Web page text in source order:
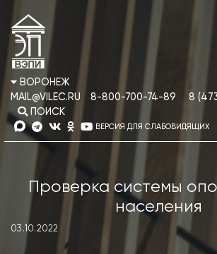
ВОРОНЕЖ
MAIL@VILEC.RU
8-800-700-74-89
8
ПОИСК
ВЕРСИЯ ДЛЯ СЛАБОВИДЯЩИХ
Проверка системы
населения
03.10.2022